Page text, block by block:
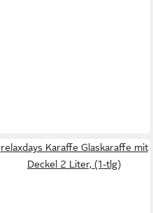
relaxdays Karaffe Glaskaraffe mit
Deckel 2 Liter, (1-tlg)